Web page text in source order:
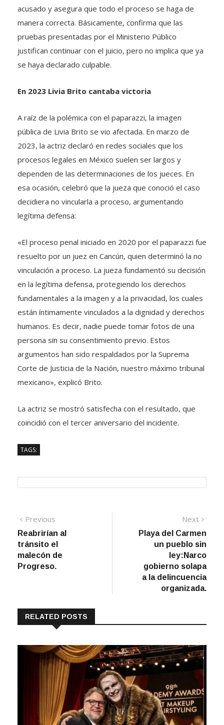
acusado y asegura que todo el proceso se haga de
manera correcta. Básicamente, confirma que las
pruebas presentadas por el Ministerio Público
justifican continuar con el juicio, pero no implica que ya
se haya declarado culpable.
En 2023 Livia Brito cantaba victoria
A raíz de la polémica con el paparazzi, la imagen
pública de Livia Brito se vio afectada. En marzo de
2023, la actriz declaró en redes sociales que los
procesos legales en México suelen ser largos y
dependen de las determinaciones de los jueces. En
esa ocasión, celebró que la jueza que conoció el caso
decidiera no vincularla a proceso, argumentando
legítima defensa:
«El proceso penal iniciado en 2020 por el paparazzi fue
resuelto por un juez en Cancún, quien determinó la no
vinculación a proceso. La jueza fundamentó su decisión
en la legítima defensa, protegiendo los derechos
fundamentales a la imagen y a la privacidad, los cuales
están íntimamente vinculados a la dignidad y derechos
humanos. Es decir, nadie puede tomar fotos de una
persona sin su consentimiento previo. Estos
argumentos han sido respaldados por la Suprema
Corte de Justicia de la Nación, nuestro máximo tribunal
mexicano», explicó Brito.
La actriz se mostró satisfecha con el resultado, que
coincidió con el tercer aniversario del incidente.
TAGS:
Navegación
de
entradas
Previous
post:
Reabrirían al
tránsito el
malecón de
Progreso.
Next
Playa del Carmen
un pueblo sin
ley:Narco
gobierno solapa
a la delincuencia
organizada.
RELATED POSTS